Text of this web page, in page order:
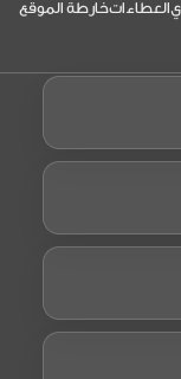
العطاءاتخارطة الموقع